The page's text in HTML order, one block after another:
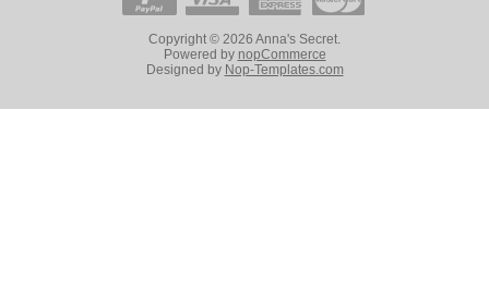
Copyright © 2026 Anna's Secret.
Powered by nopCommerce
Designed by Nop-Templates.com